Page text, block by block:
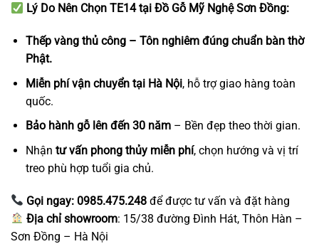
Lý Do Nên Chọn TE14 tại Đồ Gỗ Mỹ Nghệ Sơn Đồng:
Thếp vàng thủ công – Tôn nghiêm đúng chuẩn bàn thờ
Phật.
Miễn phí vận chuyển tại Hà Nội, hỗ trợ giao hàng toàn
quốc.
Bảo hành gỗ lên đến 30 năm– Bền đẹp theo thời gian.
Nhận tư vấn phong thủy miễn phí, chọn hướng và vị trí
treo phù hợp tuổi gia chủ.
Gọi ngay: 0985.475.248 để được tư vấn và đặt hàng
Địa chỉ showroom: 15/38 đường Đình Hát, Thôn Hàn –
Sơn Đồng – Hà Nội